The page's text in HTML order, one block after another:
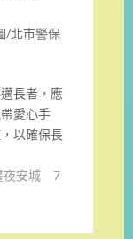
/北市警保
長者，應
愛心手
以確保長
夜安城 7